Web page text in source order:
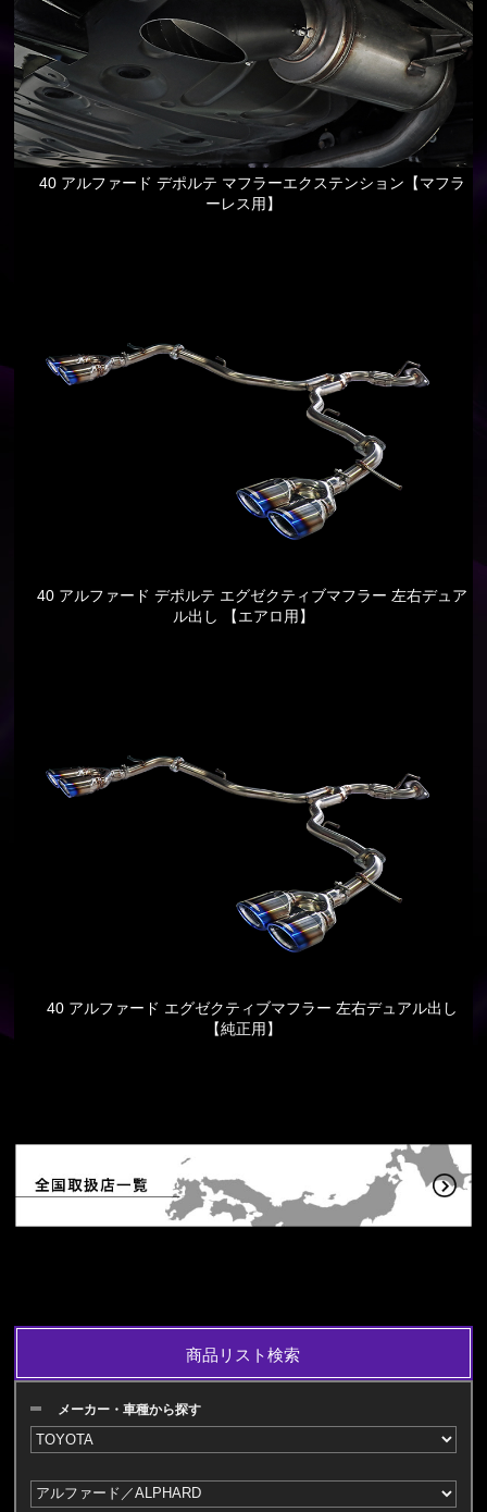
40 アルファード デポルテ マフラーエクステンション【マフラ
ーレス用】
40 アルファード デポルテ エグゼクティブマフラー 左右デュア
ル出し 【エアロ用】
40 アルファード エグゼクティブマフラー 左右デュアル出し
【純正用】
商品リスト検索
メーカー・車種から探す